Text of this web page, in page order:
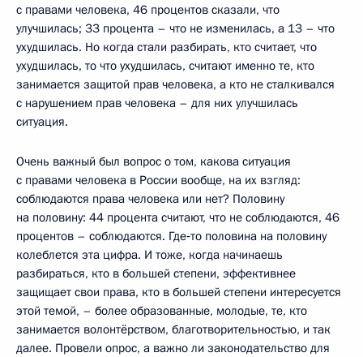
с правами человека, 46 процентов сказали, что
улучшилась; 33 процента – что не изменилась, а 13 – что
ухудшилась. Но когда стали разбирать, кто считает, что
ухудшилась, то что ухудшилась, считают именно те, кто
занимается защитой прав человека, а кто не сталкивался
с нарушением прав человека – для них улучшилась
ситуация.
Очень важный был вопрос о том, какова ситуация
с правами человека в России вообще, на их взгляд:
соблюдаются права человека или нет? Половину
на половину: 44 процента считают, что не соблюдаются, 46
процентов – соблюдаются. Где‑то половина на половину
колеблется эта цифра. И тоже, когда начинаешь
разбираться, кто в большей степени, эффективнее
защищает свои права, кто в большей степени интересуется
этой темой, – более образованные, молодые, те, кто
занимается волонтёрством, благотворительностью, и так
далее. Провели опрос, а важно ли законодательство для